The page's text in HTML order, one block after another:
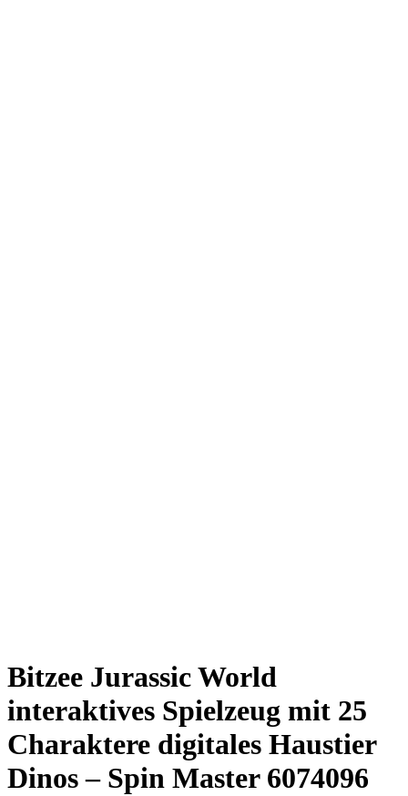
Bitzee Jurassic World
interaktives Spielzeug mit 25
Charaktere digitales Haustier
Dinos – Spin Master 6074096